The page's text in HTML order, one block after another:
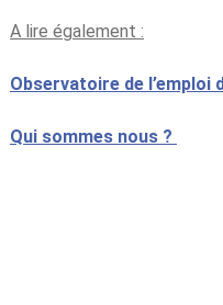
A lire également :
Observatoire de l’emploi
Qui sommes nous ?